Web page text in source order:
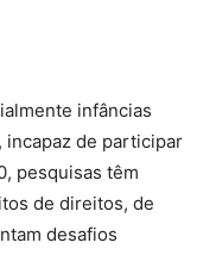
infâncias
incapaz de participar
pesquisas têm
de direitos, de
desafios